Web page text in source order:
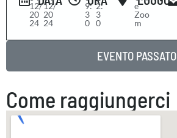
12/
20
24
12/
20
24
9:
3
0
2:
3
0
e
Zoo
m
EVENTO PASSATO
Come raggiungerci